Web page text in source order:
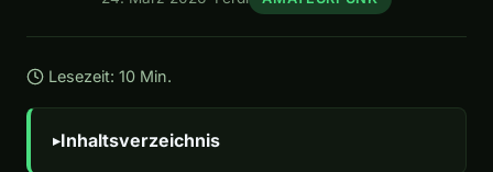
Lesezeit: 10 Min.
Inhaltsverzeichnis